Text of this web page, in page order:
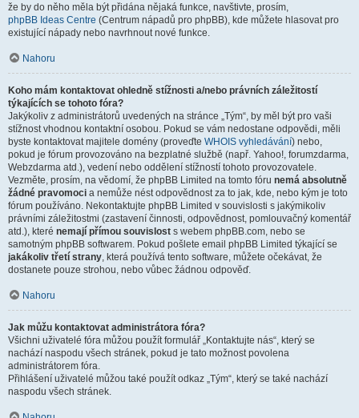
že by do něho měla být přidána nějaká funkce, navštivte, prosím,
phpBB Ideas Centre (Centrum nápadů pro phpBB), kde můžete hlasovat pro
existující nápady nebo navrhnout nové funkce.
Nahoru
Koho mám kontaktovat ohledně stížnosti a/nebo právních záležitostí
týkajících se tohoto fóra?
Jakýkoliv z administrátorů uvedených na stránce „Tým“, by měl být pro vaši
stížnost vhodnou kontaktní osobou. Pokud se vám nedostane odpovědi, měli
byste kontaktovat majitele domény (proveďte WHOIS vyhledávání) nebo,
pokud je fórum provozováno na bezplatné službě (např. Yahoo!, forumzdarma,
Webzdarma atd.), vedení nebo oddělení stížností tohoto provozovatele.
Vezměte, prosím, na vědomí, že phpBB Limited na tomto fóru nemá absolutně
žádné pravomoci a nemůže nést odpovědnost za to jak, kde, nebo kým je toto
fórum používáno. Nekontaktujte phpBB Limited v souvislosti s jakýmikoliv
právními záležitostmi (zastavení činnosti, odpovědnost, pomlouvačný komentář
atd.), které nemají přímou souvislost s webem phpBB.com, nebo se
samotným phpBB softwarem. Pokud pošlete email phpBB Limited týkající se
jakákoliv třetí strany, která používá tento software, můžete očekávat, že
dostanete pouze strohou, nebo vůbec žádnou odpověď.
Nahoru
Jak můžu kontaktovat administrátora fóra?
Všichni uživatelé fóra můžou použít formulář „Kontaktujte nás“, který se
nachází naspodu všech stránek, pokud je tato možnost povolena
administrátorem fóra.
Přihlášení uživatelé můžou také použít odkaz „Tým“, který se také nachází
naspodu všech stránek.